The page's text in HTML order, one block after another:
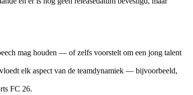
mag houden — of zelfs voorstelt om een jong talent
elk aspect van de teamdynamiek — bijvoorbeeld,
FC 26.